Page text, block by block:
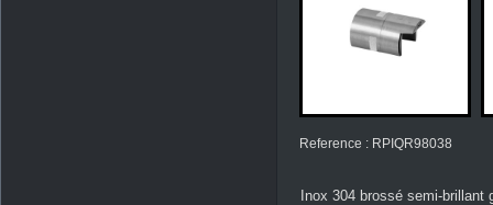
Reference : RPIQR98038
Inox 304 brossé semi-brillant